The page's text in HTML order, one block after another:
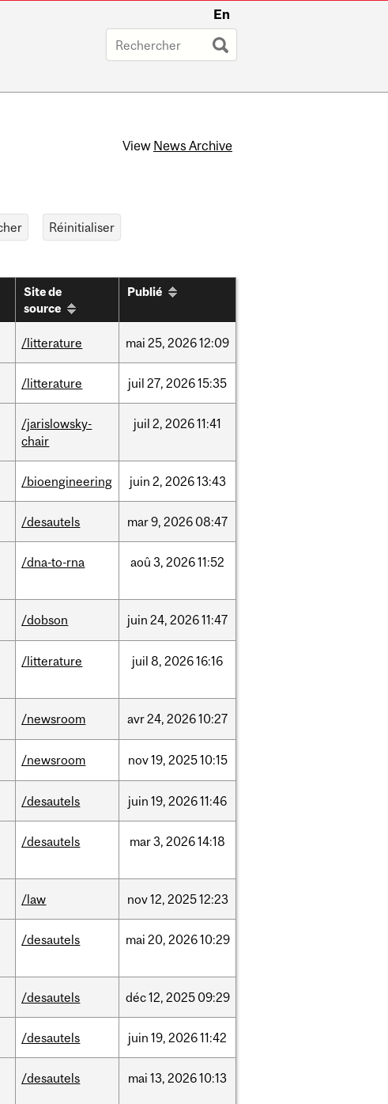
En
View News Archive
Site de
source
Publié
/litterature mai 25, 202612:09
/litterature juil 27, 202615:35
/jarislowsky-
chair
juil 2, 202611:41
/bioengineering juin 2, 202613:43
/desautels mar9, 2026 08:47
/dna-to-rna aoû 3, 202611:52
/dobson juin 24, 202611:47
/litterature juil 8, 202616:16
/newsroom avr24, 202610:27
/newsroom nov19, 202510:15
/desautels juin 19, 202611:46
/desautels mar3, 202614:18
/law nov12, 202512:23
/desautels mai 20, 202610:29
/desautels déc12, 2025 09:29
/desautels juin 19, 202611:42
/desautels mai 13, 202610:13